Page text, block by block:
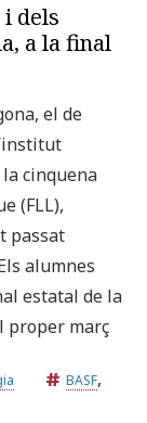
i dels
a la final
el de
cinquena
(FLL),
passat
alumnes
estatal de la
proper març
BASF,